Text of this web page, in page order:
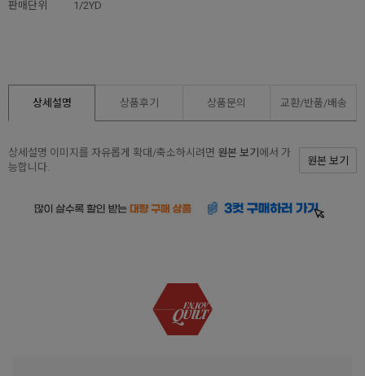
판매단위 1/2YD
상세설명 상품후기 상품문의 교환/반품/배송
상세설명 이미지를 자유롭게 확대/축소하시려면 원본 보기 에서 가
능합니다.
원본 보기